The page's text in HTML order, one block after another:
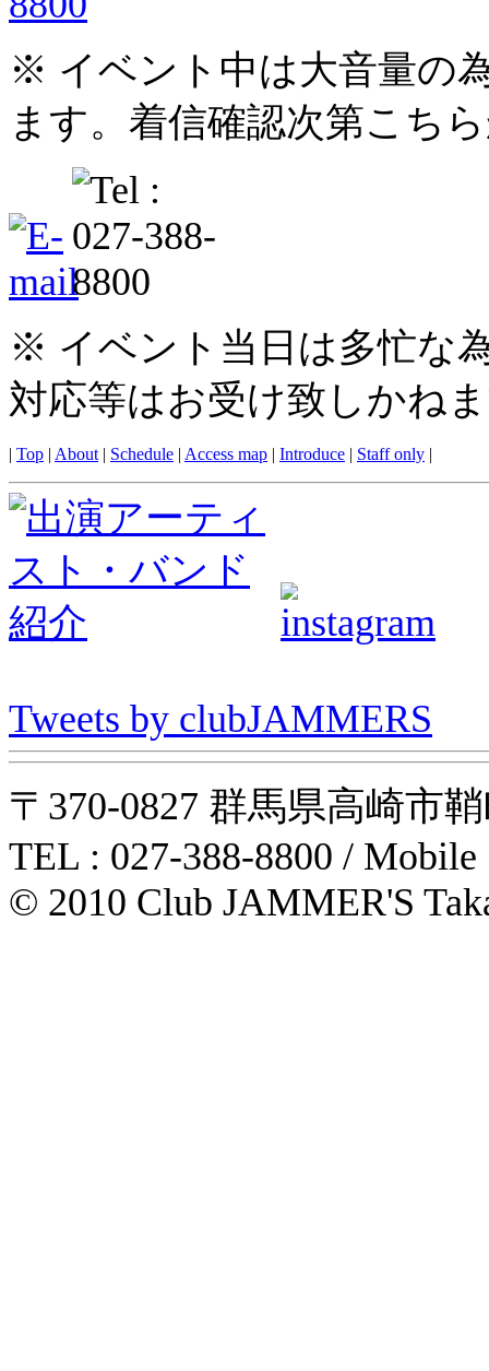
※ イベント中は大音量の
ます。着信確認次第こち
※ イベント当日は多忙な
対応等はお受け致しかね
| Top | About | Schedule | Access map | Introduce | Staff only |
Tweets by clubJAMMERS
〒370-0827 群馬県高崎市
TEL : 027-388-8800 / Mobile
© 2010 Club JAMMER'S